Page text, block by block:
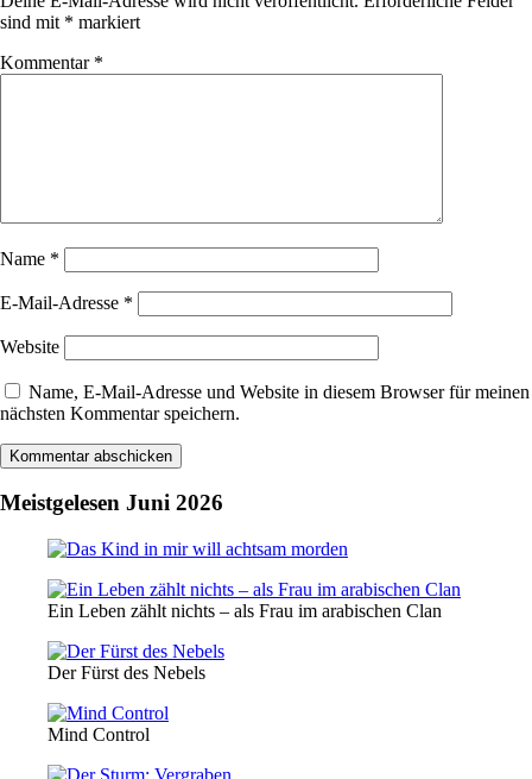
sind mit * markiert
Kommentar *
Name *
E-Mail-Adresse *
Website
Name, E-Mail-Adresse und Website in diesem Browser für meinen
nächsten Kommentar speichern.
Meistgelesen Juni 2026
Ein Leben zählt nichts – als Frau im arabischen Clan
Der Fürst des Nebels
Mind Control